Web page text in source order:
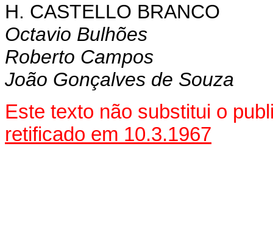
H. CASTELLO BRANCO
Octavio Bulhões
Roberto Campos
João Gonçalves de Souza
Este texto não substitui o
retificado em 10.3.1967